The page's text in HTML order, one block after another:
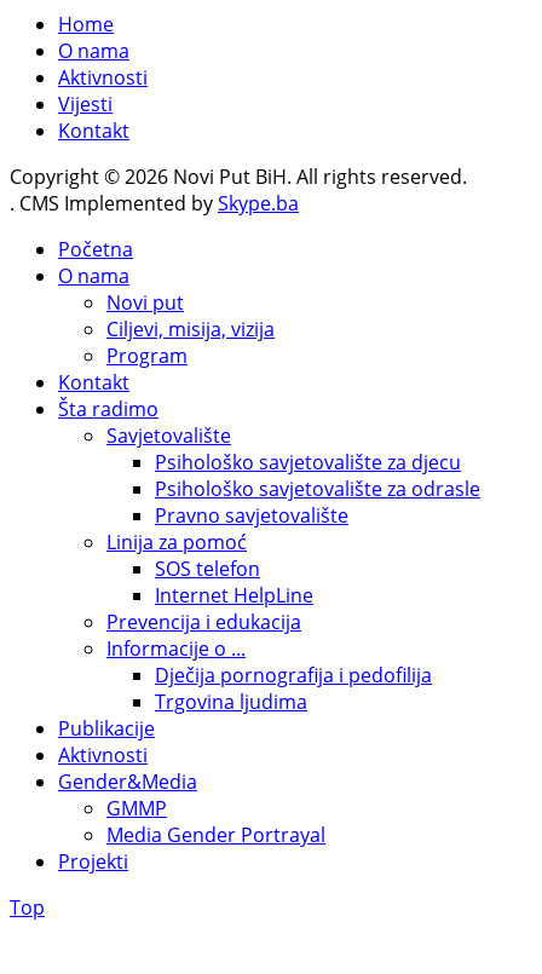
Home
O nama
Aktivnosti
Vijesti
Kontakt
Copyright © 2026 Novi Put BiH. All rights reserved.
. CMS Implemented bySkype.ba
Početna
O nama
Novi put
Ciljevi, misija, vizija
Program
Kontakt
Šta radimo
Savjetovalište
Psihološko savjetovalište za djecu
Psihološko savjetovalište za odrasle
Pravno savjetovalište
Linija za pomoć
SOS telefon
Internet HelpLine
Prevencija i edukacija
Informacije o ...
Dječija pornografija i pedofilija
Trgovina ljudima
Publikacije
Aktivnosti
Gender&Media
GMMP
Media Gender Portrayal
Projekti
Top